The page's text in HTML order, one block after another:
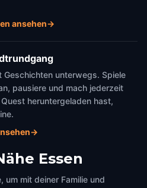
ansehen→
Geschichten unterwegs. Spiele
pausiere und mach jederzeit
heruntergeladen hast,
→
Essen
um mit deiner Familie und